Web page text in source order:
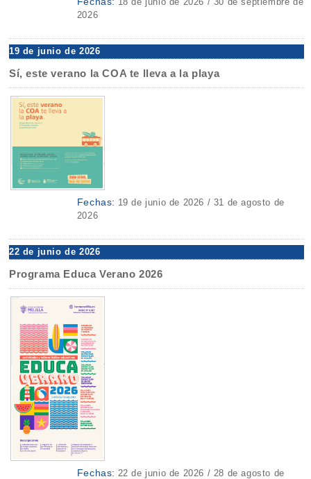
2026
19 de junio de 2026
Sí, este verano la COA te lleva a la playa
Fechas: 19 de junio de 2026 / 31 de agosto de
2026
22 de junio de 2026
Programa Educa Verano 2026
Fechas: 22 de junio de 2026 / 28 de agosto de